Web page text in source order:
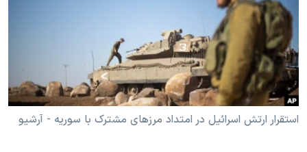
فرهنگ و زندگی
حقوق شهروندی
اقتصادی
علم و فناوری
مستندها
انتخابات ریاست جمهوری آمریکا ۲۰۲۴
حمله جمهوری اسلامی به اسرائیل
رمز مهسا
دنبال کنید
زبانهای مختلف
استقرار ارتش اسرائیل در امتداد مرزهای مشترک با سوریه - آرشیو